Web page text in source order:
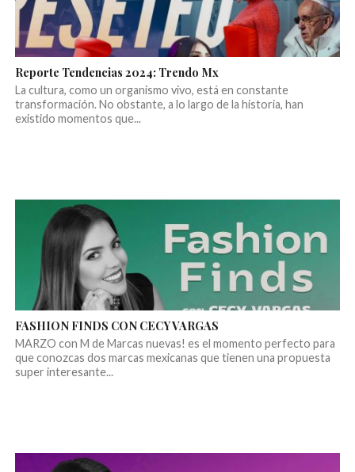
Reporte Tendencias 2024: Trendo Mx
La cultura, como un organismo vivo, está en constante
transformación. No obstante, a lo largo de la historia, han
existido momentos que...
FASHION FINDS CON CECY VARGAS
MARZO con M de Marcas nuevas! es el momento perfecto para
que conozcas dos marcas mexicanas que tienen una propuesta
super interesante...